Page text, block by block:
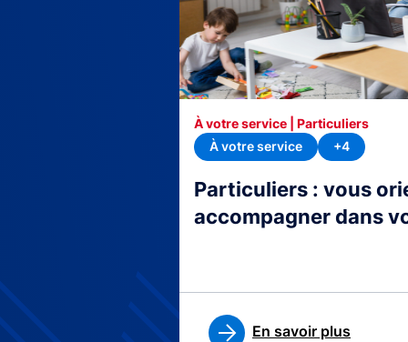
Particuliers : vous
accompagner dans
À votre service | Particuliers
À votre service
+4
En savoir plus